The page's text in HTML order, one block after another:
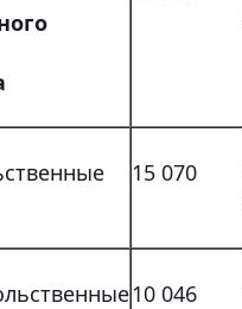
15 070
10 046